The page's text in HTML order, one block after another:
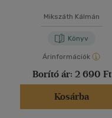
Mikszáth Kálmán
Könyv
Árinformációk
Borító ár: 2 690 Ft
Kosárba